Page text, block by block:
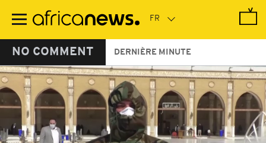
contenu
NO COMMENT DERNIÈRE MINUTE